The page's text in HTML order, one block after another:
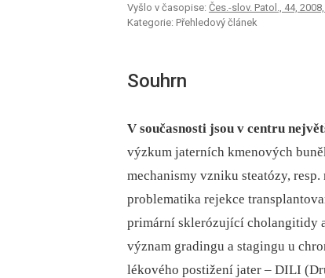
Vyšlo v časopise: Čes.-slov. Patol., 44,
Kategorie: Přehledový článek
Souhrn
V současnosti jsou v centru
výzkum jaterních kmenových
mechanismy vzniku steatózy,
problematika rejekce
primární sklerózující cholangitidy
význam gradingu a stagingu u
lékového postižení jater –⁠ DILI